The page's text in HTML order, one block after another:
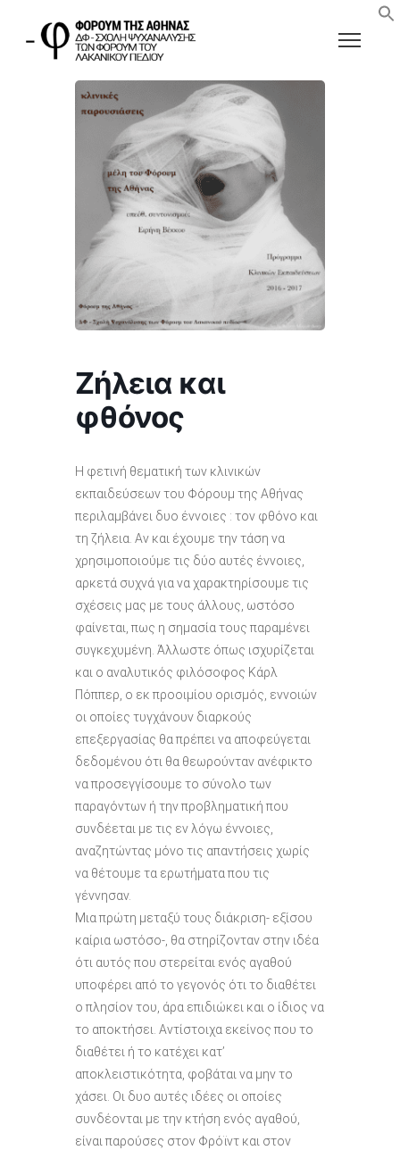
Ζήλεια και
φθόνος
Η φετινή θεματική των κλινικών
εκπαιδεύσεων του Φόρουμ της Αθήνας
περιλαμβάνει δυο έννοιες : τον φθόνο και
τη ζήλεια. Αν και έχουμε την τάση να
χρησιμοποιούμε τις δύο αυτές έννοιες,
αρκετά συχνά για να χαρακτηρίσουμε τις
σχέσεις μας με τους άλλους, ωστόσο
φαίνεται, πως η σημασία τους παραμένει
συγκεχυμένη. Άλλωστε όπως ισχυρίζεται
και ο αναλυτικός φιλόσοφος Κάρλ
Πόππερ, ο εκ προοιμίου ορισμός, εννοιών
οι οποίες τυγχάνουν διαρκούς
επεξεργασίας θα πρέπει να αποφεύγεται
δεδομένου ότι θα θεωρούνταν ανέφικτο
να προσεγγίσουμε το σύνολο των
παραγόντων ή την προβληματική που
συνδέεται με τις εν λόγω έννοιες,
αναζητώντας μόνο τις απαντήσεις χωρίς
να θέτουμε τα ερωτήματα που τις
γέννησαν.
Μια πρώτη μεταξύ τους διάκριση- εξίσου
καίρια ωστόσο-, θα στηρίζονταν στην ιδέα
ότι αυτός που στερείται ενός αγαθού
υποφέρει από το γεγονός ότι το διαθέτει
ο πλησίον του, άρα επιδιώκει και ο ίδιος να
το αποκτήσει. Αντίστοιχα εκείνος που το
διαθέτει ή το κατέχει κατ’
αποκλειστικότητα, φοβάται να μην το
χάσει. Οι δυο αυτές ιδέες οι οποίες
συνδέονται με την κτήση ενός αγαθού,
είναι παρούσες στον Φρόϊντ και στον